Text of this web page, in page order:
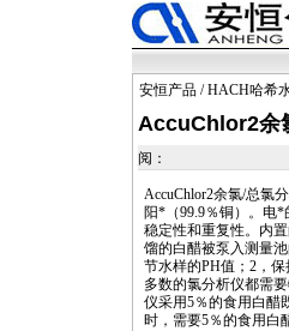
安恒产品 /HACH哈希
AccuChlor2余
阅：
AccuChlor2余氯/总氯
阳* （99.9％铜）。电*
稳定性和重复性。内
馏的白醋被泵入测量
节水样的PH值；2，保
多数的氯分析仪都需要
仪采用5％的食用白醋
时，需要5％的食用白